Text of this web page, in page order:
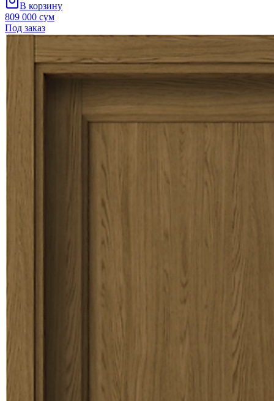
В корзину
809 000 сум
Под заказ